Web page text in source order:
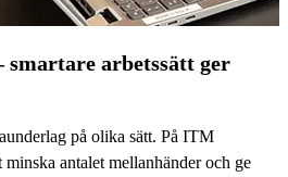
smartare arbetssätt ger
på olika sätt. På ITM
antalet mellanhänder och ge